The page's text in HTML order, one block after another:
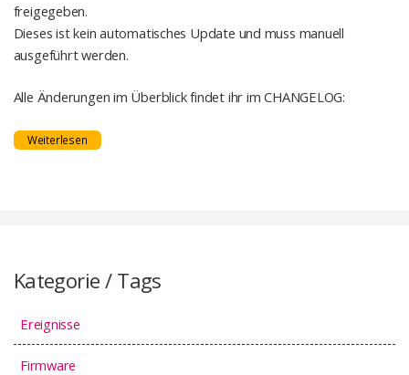
freigegeben.
Dieses ist kein automatisches Update und muss manuell
ausgeführt werden.
Alle Änderungen im Überblick findet ihr im CHANGELOG:
Weiterlesen
Kategorie / Tags
Ereignisse
Firmware